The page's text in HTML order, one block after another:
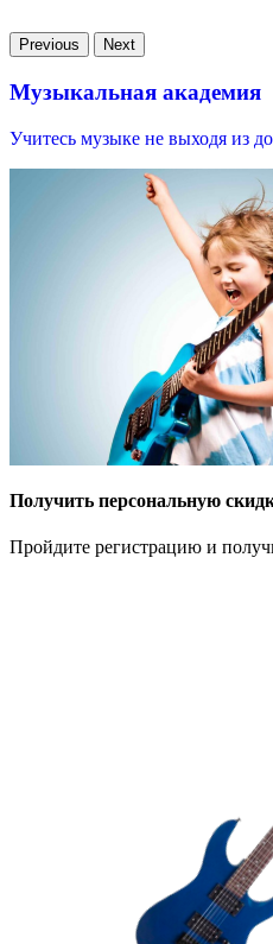
Previous Next
Музыкальная академия
Учитесь музыке не выходя из
Получить персональную
Пройдите регистрацию и